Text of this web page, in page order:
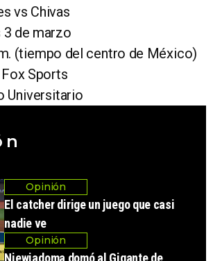
vs Chivas
3 de marzo
(tiempo del centro de México)
Sports
Universitario
Opinión
El catcher dirige un juego que casi
nadie ve
Opinión
Niewiadoma domó al Gigante de